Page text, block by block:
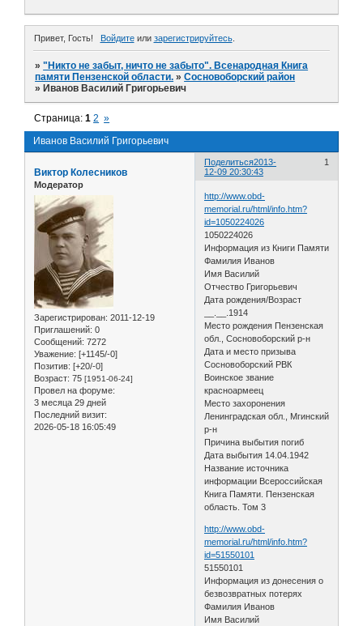
Привет, Гость! Войдитеили зарегистрируйтесь.
»"Никто не забыт, ничто не забыто". Всенародная Книга
памяти Пензенской области. »Сосновоборский район
» Иванов Василий Григорьевич
Иванов Василий Григорьевич
Страница:1 2 »
Поделиться 1
2013-
12-09 20:30:43
Виктор Колесников
Модератор
Зарегистрирован: 2011-12-19
Приглашений: 0
Сообщений: 7272
Уважение: [+1145/-0]
Позитив: [+20/-0]
Возраст: 75 [1951-06-24]
Провел на форуме:
3 месяца 29 дней
Последний визит:
2026-05-18 16:05:49
http://www.obd-
memorial.ru/html/info.htm?
id=1050224026
1050224026
Информация из Книги Памяти
Фамилия Иванов
Имя Василий
Отчество Григорьевич
Дата рождения/Возраст
__.__.1914
Место рождения Пензенская
обл., Сосновоборский р-н
Дата и место призыва
Сосновоборский РВК
Воинское звание
красноармеец
Место захоронения
Ленинградская обл., Мгинский
р-н
Причина выбытия погиб
Дата выбытия 14.04.1942
Название источника
информации Всероссийская
Книга Памяти. Пензенская
область. Том 3
http://www.obd-
memorial.ru/html/info.htm?
id=51550101
51550101
Информация из донесения о
безвозвратных потерях
Фамилия Иванов
Имя Василий